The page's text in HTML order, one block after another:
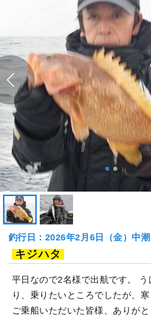
釣行日：2026年2月6日（金）中潮
キジハタ
平日なので2名様で出航です。 う
り、乗りたいところでしたが、寒
ご乗船いただいた皆様、ありが